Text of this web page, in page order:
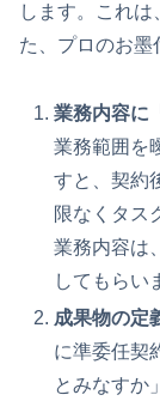
します。これ
た、プロのお墨
業務内容に
業務範囲を
すと、契約
限なくタス
業務内容は
してもらい
成果物の定
に準委任契
とみなすか